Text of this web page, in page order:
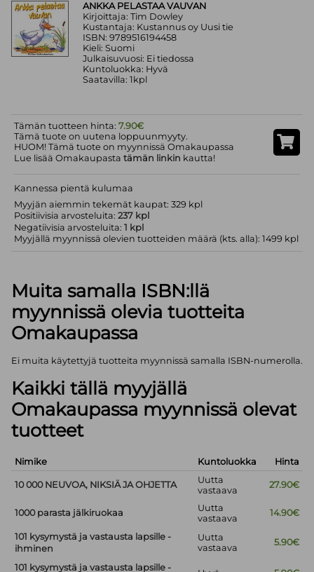
ANKKA PELASTAA VAUVAN
Kirjoittaja: Tim Dowley
Kustantaja: Kustannus oy Uusi tie
ISBN: 9789516194458
Kieli: Suomi
Julkaisuvuosi: Ei tiedossa
Kuntoluokka: Hyvä
Saatavilla: 1kpl
Tämän tuotteen hinta:7.90€
Tämä tuote on uutena loppuunmyyty.
HUOM! Tämä tuote on myynnissä Omakaupassa
Lue lisää Omakaupastatämän linkin kautta!
Kannessa pientä kulumaa
Myyjän aiemmin tekemät kaupat: 329 kpl
Positiivisia arvosteluita:237 kpl
Negatiivisia arvosteluita:1 kpl
Myyjällä myynnissä olevien tuotteiden määrä (kts. alla): 1499 kpl
Muita samalla ISBN:llä
myynnissä olevia tuotteita
Omakaupassa
Ei muita käytettyjä tuotteita myynnissä samalla ISBN-numerolla.
Kaikki tällä myyjällä
Omakaupassa myynnissä olevat
tuotteet
Nimike Kuntoluokka Hinta
10 000 NEUVOA, NIKSIÄ JA OHJETTA
Uutta
vastaava
27.90€
1000 parasta jälkiruokaa
Uutta
vastaava
14.90€
101 kysymystä ja vastausta lapsille -
ihminen
Uutta
vastaava
5.90€
101 kysymystä ja vastausta lapsille -